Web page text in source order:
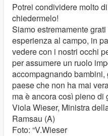
Potrei condividere molto
chiedermelo!
Siamo estremamente
esperienza al campo, in
vedere con i nostri occhi
per assumere un ruolo
accompagnando
paese che non ha mai
ma è ancora così pieno di
Viola Wieser, Ministra
Ramsau (A)
Foto: “V.Wieser